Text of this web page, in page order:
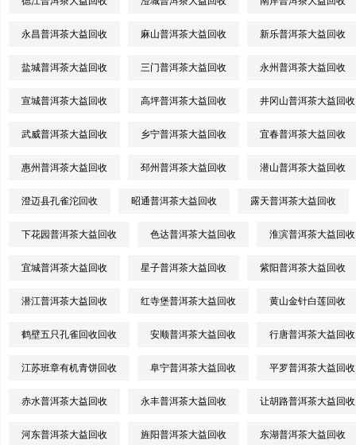
永昌普洱茶大益回收 麻山普洱茶大益回收 新乐普洱茶大益回收
盐城普洱茶大益回收 三门普洱茶大益回收 永州普洱茶大益回收
宣城普洱茶大益回收 高坪普洱茶大益回收 井冈山普洱茶大益回收
武威普洱茶大益回收 乡宁普洱茶大益回收 宜春普洱茶大益回收
惠州普洱茶大益回收 邳州普洱茶大益回收 潜山普洱茶大益回收
澄迈县孔雀沱回收 昭通普洱茶大益回收 露天普洱茶大益回收
下花园普洱茶大益回收 色达普洱茶大益回收 淮滨普洱茶大益回收
宜城普洱茶大益回收 星子普洱茶大益回收 紫阳普洱茶大益回收
潜江普洱茶大益回收 红寺堡普洱茶大益回收 黄山金针白莲回收
鹤壁五只孔雀回收回收 安顺普洱茶大益回收 行唐普洱茶大益回收
江苏班章有机青饼回收 阜宁普洱茶大益回收 平罗普洱茶大益回收
赤水普洱茶大益回收 永丰普洱茶大益回收 让胡路普洱茶大益回收
河东普洱茶大益回收 旌阳普洱茶大益回收 东湖普洱茶大益回收